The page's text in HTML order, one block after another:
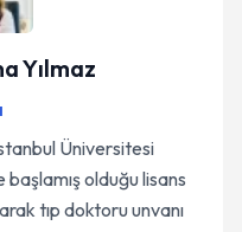
Yılmaz
Üniversitesi
olduğu lisans
tıp doktoru unvanı